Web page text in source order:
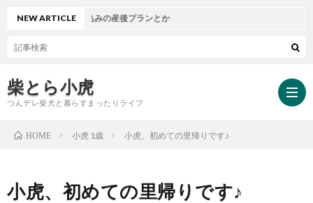
柴とら小虎
つんデレ柴犬と暮らすまったりライフ
NEW ARTICLE
ンとか愛犬込みの産後プランとか
HOME 小虎 1歳 小虎、初めての里帰りです♪
小虎、初めての里帰りです♪